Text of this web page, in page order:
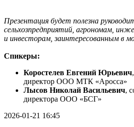
Презентация будет полезна
сельхозпредприятий, агрономам,
и инвесторам, заинтересованным в
Спикеры:
Коростелев Евгений Юрьевич
директор ООО МТК «Аросса»
Лысов Николай Васильевич,
директора ООО «БСГ»
2026-01-21 16:45